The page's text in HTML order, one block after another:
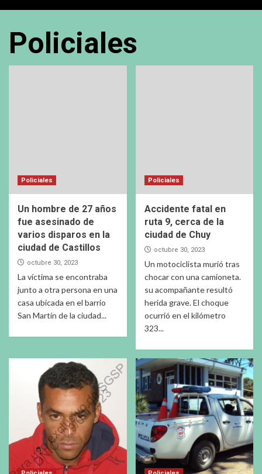
Policiales
Policiales
Un hombre de 27 años
fue asesinado de
varios disparos en la
ciudad de Castillos
octubre 30, 2023
La víctima se encontraba
junto a otra persona en una
casa ubicada en el barrio
San Martín de la ciudad...
Policiales
Accidente fatal en
ruta 9, cerca de la
ciudad de Chuy
octubre 30, 2023
Un motociclista murió tras
chocar con una camioneta.
su acompañante resultó
herida grave. El choque
ocurrió en el kilómetro
323...